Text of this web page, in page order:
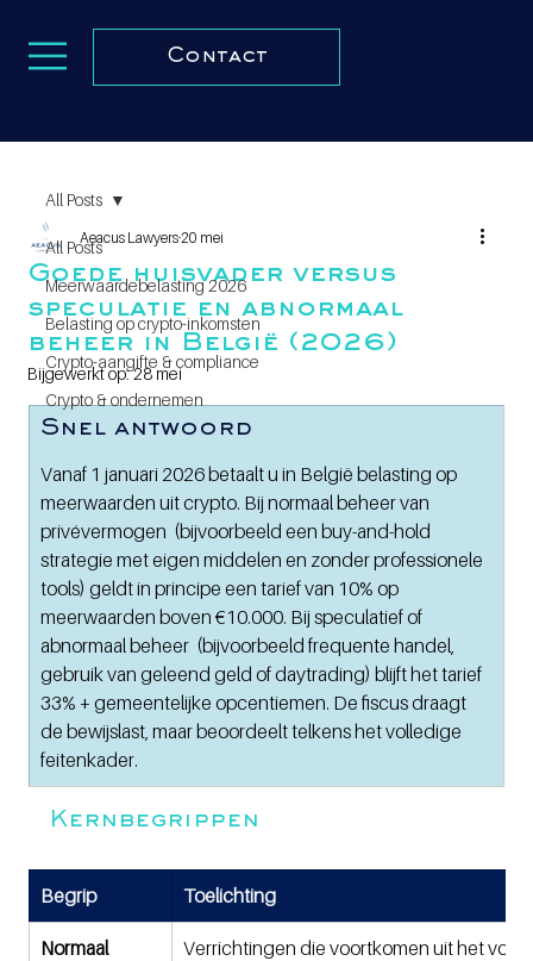
Contact
All Posts
Meerwaardebelasting 2026
Belasting op crypto-inkomsten
Crypto-aangifte & compliance
Crypto & ondernemen
All Posts
Goede huisvader versus
speculatie en abnormaal
beheer in België (2026)
Aeacus Lawyers20 mei
Bijgewerkt op:28 mei
Snel antwoord
Vanaf 1 januari 2026 betaalt u in België belasting op
meerwaarden uit crypto. Bij normaal beheer van
privévermogen  (bijvoorbeeld een buy-and-hold
strategie met eigen middelen en zonder professionele
tools) geldt in principe een tarief van 10% op
meerwaarden boven €10.000. Bij speculatief of
abnormaal beheer  (bijvoorbeeld frequente handel,
gebruik van geleend geld of daytrading) blijft het tarief
33% + gemeentelijke opcentiemen. De fiscus draagt
de bewijslast, maar beoordeelt telkens het volledige
feitenkader.
Kernbegrippen
Begrip Toelichting
Normaal
Verrichtingen die voortkomen uit het